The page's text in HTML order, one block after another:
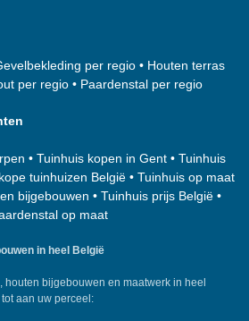
per regio • Houten terras
per regio • Paardenstal per regio
• Tuinhuis kopen in Gent • Tuinhuis
tuinhuizen België • Tuinhuis op maat
bijgebouwen • Tuinhuis prijs België •
op maat
in heel België
houten bijgebouwen en maatwerk in heel
aan uw perceel: